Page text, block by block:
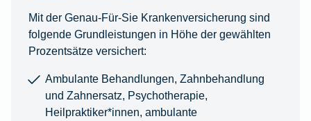
Mit der Genau-Für-Sie Krankenversicherung sind
folgende Grundleistungen in Höhe der gewählten
Prozentsätze versichert:
Ambulante Behandlungen, Zahnbehandlung
und Zahnersatz, Psychotherapie,
Heilpraktiker*innen, ambulante